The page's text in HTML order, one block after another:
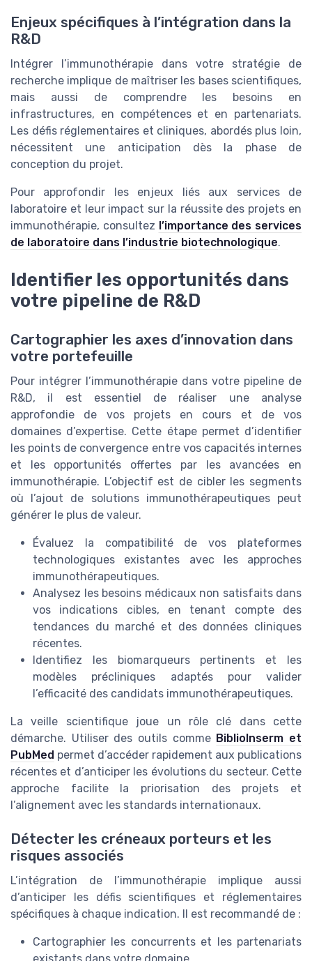
Enjeux spécifiques à l’intégration dans la
R&D
Intégrer l’immunothérapie dans votre stratégie de
recherche implique de maîtriser les bases scientifiques,
mais aussi de comprendre les besoins en
infrastructures, en compétences et en partenariats.
Les défis réglementaires et cliniques, abordés plus loin,
nécessitent une anticipation dès la phase de
conception du projet.
Pour approfondir les enjeux liés aux services de
laboratoire et leur impact sur la réussite des projets en
immunothérapie, consultez l’importance des services
de laboratoire dans l’industrie biotechnologique.
Identifier les opportunités dans
votre pipeline de R&D
Cartographier les axes d’innovation dans
votre portefeuille
Pour intégrer l’immunothérapie dans votre pipeline de
R&D, il est essentiel de réaliser une analyse
approfondie de vos projets en cours et de vos
domaines d’expertise. Cette étape permet d’identifier
les points de convergence entre vos capacités internes
et les opportunités offertes par les avancées en
immunothérapie. L’objectif est de cibler les segments
où l’ajout de solutions immunothérapeutiques peut
générer le plus de valeur.
Évaluez la compatibilité de vos plateformes
technologiques existantes avec les approches
immunothérapeutiques.
Analysez les besoins médicaux non satisfaits dans
vos indications cibles, en tenant compte des
tendances du marché et des données cliniques
récentes.
Identifiez les biomarqueurs pertinents et les
modèles précliniques adaptés pour valider
l’efficacité des candidats immunothérapeutiques.
La veille scientifique joue un rôle clé dans cette
démarche. Utiliser des outils comme BiblioInserm et
PubMed permet d’accéder rapidement aux publications
récentes et d’anticiper les évolutions du secteur. Cette
approche facilite la priorisation des projets et
l’alignement avec les standards internationaux.
Détecter les créneaux porteurs et les
risques associés
L’intégration de l’immunothérapie implique aussi
d’anticiper les défis scientifiques et réglementaires
spécifiques à chaque indication. Il est recommandé de :
Cartographier les concurrents et les partenariats